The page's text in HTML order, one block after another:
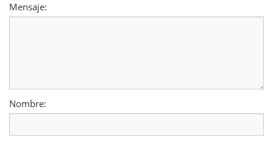
Mensaje:
Nombre: